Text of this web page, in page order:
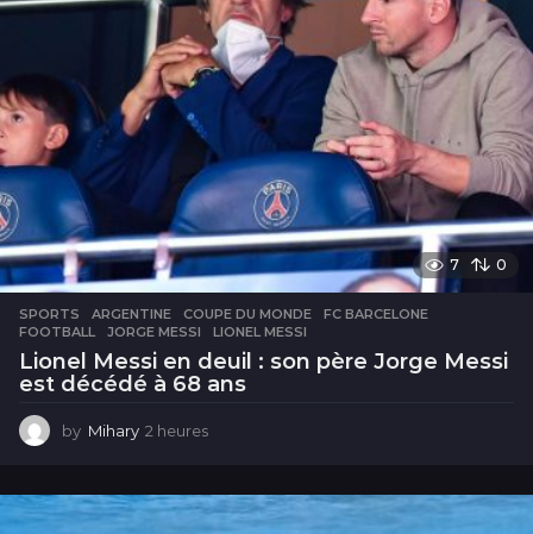
7 0
SPORTS ARGENTINE ,COUPE DU MONDE ,FC BARCELONE
FOOTBALL
,JORGE MESSI ,LIONEL MESSI
Lionel Messi en deuil : son père Jorge Messi
est décédé à 68 ans
by Mihary 2 heures
u